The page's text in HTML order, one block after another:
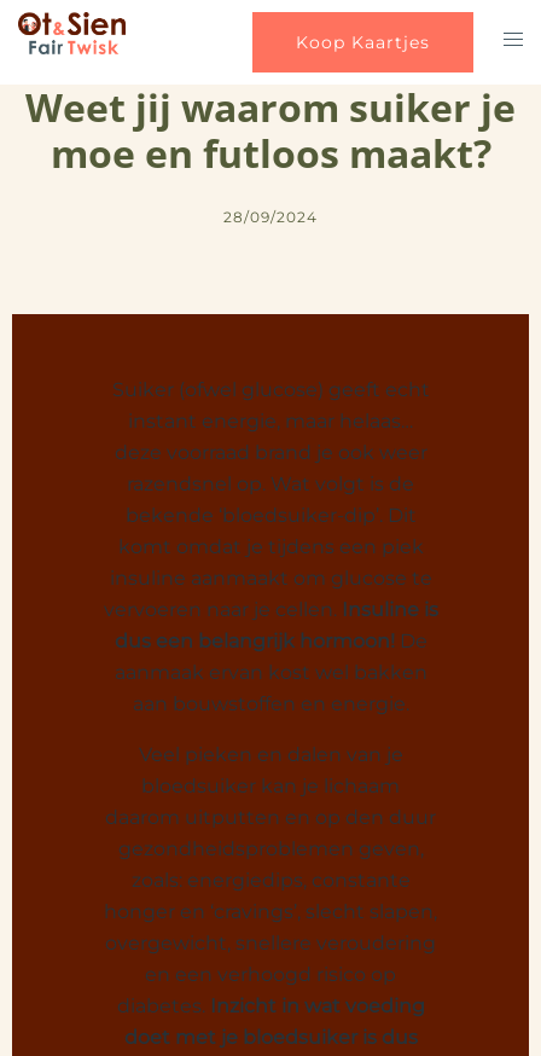
Koop Kaartjes
Weet jij waarom suiker je
moe en futloos maakt?
28/09/2024
Suiker (ofwel glucose) geeft echt
instant energie, maar helaas…
deze voorraad brand je ook weer
razendsnel op. Wat volgt is de
bekende ‘bloedsuiker-dip’. Dit
komt omdat je tijdens een piek
insuline aanmaakt om glucose te
vervoeren naar je cellen. Insuline is
dus een belangrijk hormoon!De
aanmaak ervan kost wel bakken
aan bouwstoffen en energie.
Veel pieken en dalen van je
bloedsuiker kan je lichaam
daarom uitputten en op den duur
gezondheidsproblemen geven,
zoals: energiedips, constante
honger en ‘cravings’, slecht slapen,
overgewicht, snellere veroudering
en een verhoogd risico op
diabetes. Inzicht in wat voeding
doet met je bloedsuiker is dus